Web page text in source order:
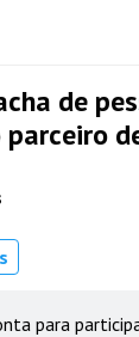
de
parceiro
para